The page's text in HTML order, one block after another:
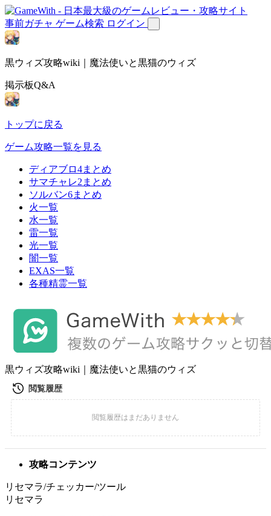
事前ガチャ ゲーム検索 ログイン
黒ウィズ攻略wiki｜魔法使いと黒猫のウィズ
掲示板Q&A
トップに戻る
ゲーム攻略一覧を見る
ディアブロ4まとめ
サマチャレ2まとめ
ソルバン6まとめ
火一覧
水一覧
雷一覧
光一覧
闇一覧
EXAS一覧
各種精霊一覧
黒ウィズ攻略wiki｜魔法使いと黒猫のウィズ
攻略コンテンツ
リセマラ/チェッカー/ツール
リセマラ